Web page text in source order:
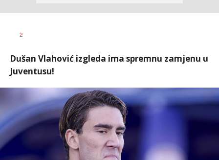
2
Dušan Vlahović izgleda ima spremnu zamjenu u
Juventusu!